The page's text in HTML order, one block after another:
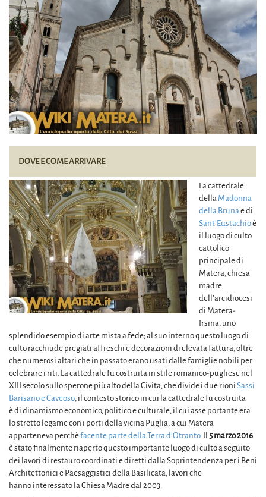
DOVE E COME ARRIVARE
La cattedrale
della Madonna
della Bruna e di
Sant’Eustachioè
il luogo di culto
cattolico
principale di
Matera, chiesa
madre
dell’arcidiocesi
di Matera-
Irsina, uno
splendido esempio di arte mista a fede; al suo interno questo luogo di
culto racchiude pregiati affreschi e decorazioni di elevata fattura, oltre
che numerosi altari che in passato erano usati dalle famiglie nobili per
celebrare i riti. La cattedrale fu costruita in stile romanico-pugliese nel
XIII secolo sullo sperone più alto della Civita, che divide i due rioni Sassi
Barisano e Caveoso; il contesto storico in cui la cattedrale fu costruita
è di dinamismo economico, politico e culturale, il cui asse portante era
lo stretto legame con i porti della vicina Puglia, a cui Matera
apparteneva perchèfacente parte della Terra d’Otranto. Il 5 marzo 2016
è stato finalmente riaperto questo importante luogo di culto a seguito
dei lavori di restauro coordinati e diretti dalla Soprintendenza per i Beni
Architettonici e Paesaggistici della Basilicata; lavori che
hanno interessato la Chiesa Madre dal 2003.